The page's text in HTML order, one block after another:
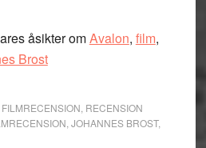
åsikter omAvalon, film,
Brost
FILMRECENSION RECENSION
JOHANNES BROST,